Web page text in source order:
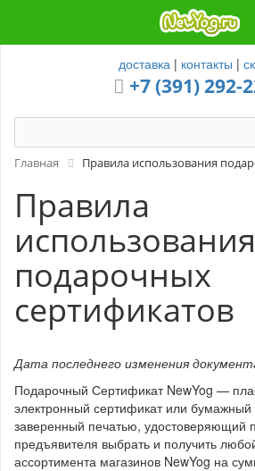
доставка| контакты |
+7 (391) 292-
Главная Правила использования
Правила
использования
подарочных
сертификатов
Дата последнего изменения
Подарочный Сертификат NewYog —
электронный сертификат или бумажный
заверенный печатью, удостоверяющий
предъявителя выбрать и получить
ассортимента магазинов NewYog на